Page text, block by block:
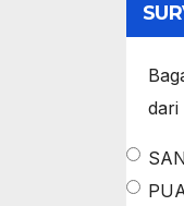
dari